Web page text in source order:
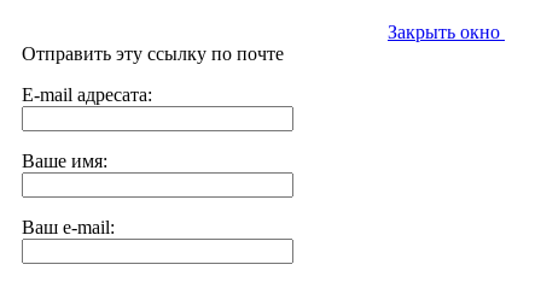
Закрыть окно
Отправить эту ссылку по почте
E-mail адресата:
Ваше имя:
Ваш e-mail: